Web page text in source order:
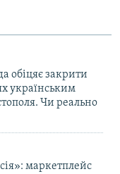
обіцяє закрити
українським
Чи реально
маркетплейс